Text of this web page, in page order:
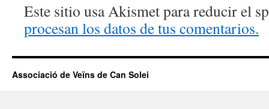
Este sitio usa Akismet para reducir el
procesan los datos de tus comentarios.
Associació de Veïns de Can Solei